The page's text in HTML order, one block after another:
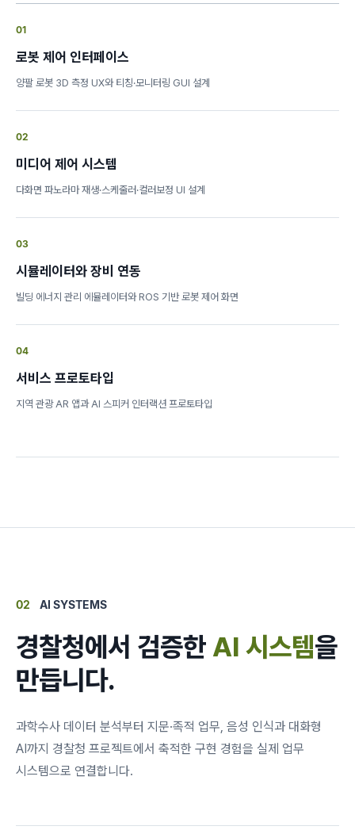
01
로봇 제어 인터페이스
양팔 로봇 3D 측정 UX와 티칭·모니터링 GUI 설계
02
미디어 제어 시스템
다화면 파노라마 재생·스케줄러·컬러보정 UI 설계
03
시뮬레이터와 장비 연동
빌딩 에너지 관리 에뮬레이터와 ROS 기반 로봇 제어 화면
04
서비스 프로토타입
지역 관광 AR 앱과 AI 스피커 인터랙션 프로토타입
02 AI SYSTEMS
경찰청에서 검증한 AI 시스템을
만듭니다.
과학수사 데이터 분석부터 지문·족적 업무, 음성 인식과 대화형
AI까지 경찰청 프로젝트에서 축적한 구현 경험을 실제 업무
시스템으로 연결합니다.